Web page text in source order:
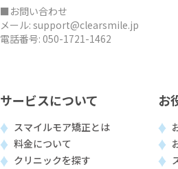
■お問い合わせ
メール: support@clearsmile.jp
電話番号: 050-1721-1462
サービスについて
スマイルモア矯正とは
料金について
クリニックを探す
お